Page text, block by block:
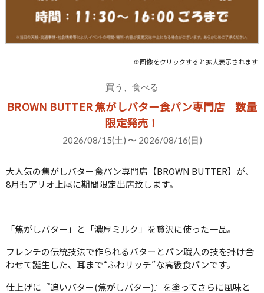
※画像をクリックすると拡大表示されます
買う、食べる
BROWN BUTTER 焦がしバター食パン専門店 数量
限定発売！
2026/08/15(土) 〜 2026/08/16(日)
大人気の焦がしバター食パン専門店【BROWN BUTTER】が、
8月もアリオ上尾に期間限定出店致します。
「焦がしバター」と「濃厚ミルク」を贅沢に使った一品。
フレンチの伝統技法で作られるバターとパン職人の技を掛け合
わせて誕生した、耳まで“ふわリッチ”な高級食パンです。
仕上げに『追いバター(焦がしバター)』を塗ってさらに風味と